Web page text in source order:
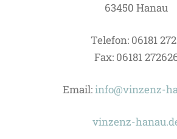
63450 Hanau
Telefon: 06181
Fax: 06181
Email:info@vinzenz-
vinzenz-